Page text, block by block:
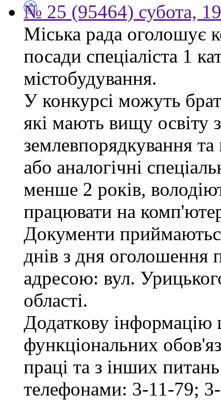
№ 25 (95464) субота,
Міська рада оголошує
посади спеціаліста 1
містобудування.
У конкурсі можуть
які мають вищу освіту
землевпорядкування
або аналогічні
менше 2 років,
працювати на
Документи
днів з дня оголошення
адресою: вул.
області.
Додаткову
функціональних
праці та з інших
телефонами: 3-11-79;